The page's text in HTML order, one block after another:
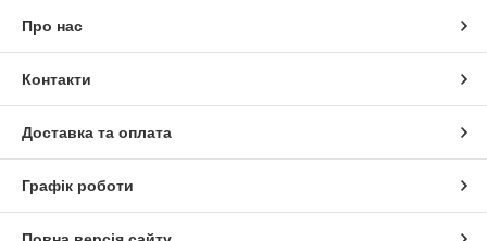
Про нас
Контакти
Доставка та оплата
Графік роботи